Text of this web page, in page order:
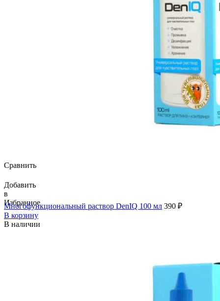
Сравнить
Добавить
в
Избранное
Многофункциональный раствор DenIQ 100 мл 390 ₽
В корзину
В наличии